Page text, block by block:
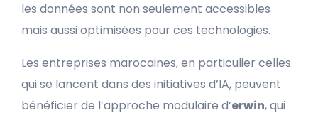
les données sont non seulement accessibles
mais aussi optimisées pour ces technologies.
Les entreprises marocaines, en particulier celles
qui se lancent dans des initiatives d’IA, peuvent
bénéficier de l’approche modulaire d’erwin, qui